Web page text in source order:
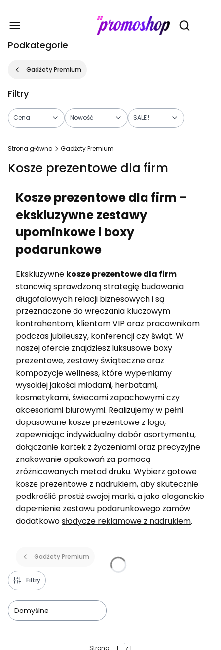
Otwórz
Podkategorie
Gadżety Premium
Filtry
Cena Nowość SALE !
Strona główna Gadżety Premium
Kosze prezentowe dla firm
Kosze prezentowe dla firm –
ekskluzywne zestawy
upominkowe i boxy
podarunkowe
Ekskluzywne kosze prezentowe dla firm
stanowią sprawdzoną strategię budowania
długofalowych relacji biznesowych i są
przeznaczone do wręczania kluczowym
kontrahentom, klientom VIP oraz pracownikom
podczas jubileuszy, konferencji czy świąt. W
naszej ofercie znajdziesz luksusowe boxy
prezentowe, zestawy świąteczne oraz
kompozycje wellness, które wypełniamy
wysokiej jakości miodami, herbatami,
kosmetykami, świecami zapachowymi czy
akcesoriami biurowymi. Realizujemy w pełni
dopasowane kosze prezentowe z logo,
zapewniając indywidualny dobór asortymentu,
dołączanie kartek z życzeniami oraz precyzyjne
znakowanie opakowań za pomocą
zróżnicowanych metod druku. Wybierz gotowe
kosze prezentowe z nadrukiem, aby skutecznie
podkreślić prestiż swojej marki, a jako eleganckie
dopełnienie zestawu podarunkowego zamów
dodatkowosłodycze reklamowe z nadrukiem.
Gadżety Premium
Filtry
Domyślne
Strona z 1